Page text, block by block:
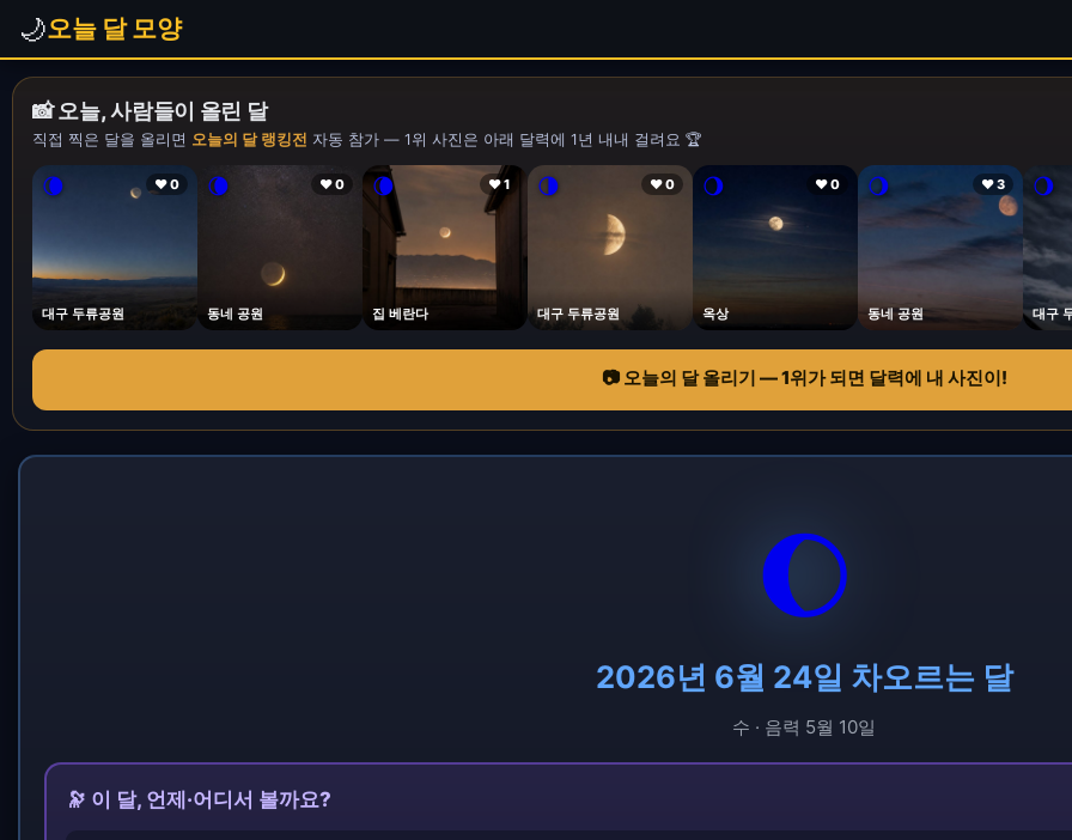
🌙오늘 달 모양
📸 오늘, 사람들이 올린 달
직접 찍은 달을 올리면 오늘의 달 랭킹전 자동 참가 — 1위 사진은 아래 달력에 1년 내내 걸려요 🏆
🌘 ❤ 0
대구 두류공원
🌘 ❤ 0
동네 공원
🌘 ❤ 1
집 베란다
🌗 ❤ 0
대구 두류공원
🌖 ❤ 0
옥상
🌖 ❤ 3
동네 공원
🌖
대구
📷 오늘의 달 올리기 — 1위가 되면 달력에 내 사진이!
🌔
2026년 6월 24일 차오르는 달
수 · 음력 5월 10일
🔭 이 달, 언제·어디서 볼까요?